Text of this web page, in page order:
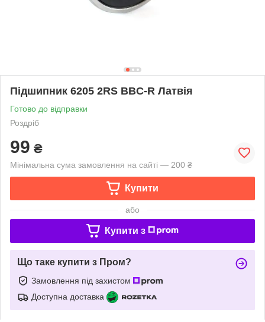
Підшипник 6205 2RS BBC-R Латвія
Готово до відправки
Роздріб
99 ₴
Мінімальна сума замовлення на сайті — 200 ₴
Купити
або
Купити з
Що таке купити з Пром?
Замовлення під захистом
Доступна доставка